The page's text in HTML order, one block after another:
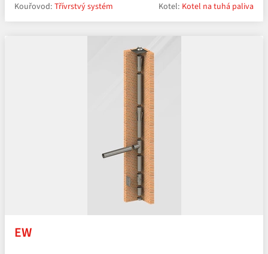
Kouřovod: Třívrstvý systém Kotel: Kotel na tuhá paliva
EW